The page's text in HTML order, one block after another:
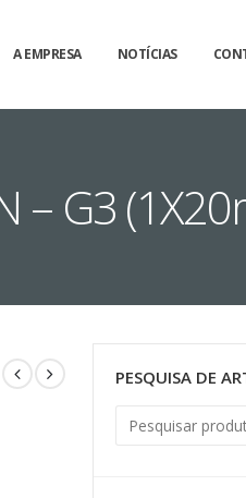
A EMPRESA NOTÍCIAS
– G3
PESQUISA DE